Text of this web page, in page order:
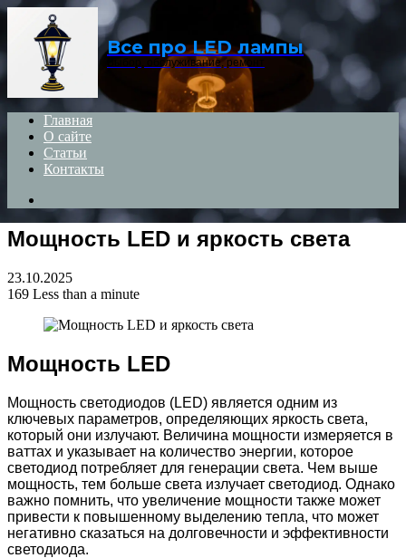
Menu
Все про LED лампы
Выбор, обслуживание, ремонт
Главная
О сайте
Статьи
Контакты
for
Мощность LED и яркость света
23.10.2025
169 Less than a minute
Мощность LED
Мощность светодиодов (LED) является одним из
ключевых параметров, определяющих яркость света,
который они излучают. Величина мощности измеряется в
ваттах и указывает на количество энергии, которое
светодиод потребляет для генерации света. Чем выше
мощность, тем больше света излучает светодиод. Однако
важно помнить, что увеличение мощности также может
привести к повышенному выделению тепла, что может
негативно сказаться на долговечности и эффективности
светодиода.